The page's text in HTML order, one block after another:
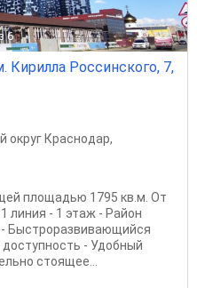
6
Кирилла Россинского, 7,
округ Краснодар,
площадью 1795 кв.м. От
линия - 1 этаж - Район
- Быстроразвивающийся
- Удобный
стоящее...